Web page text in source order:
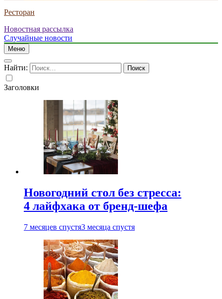
Ресторан
Новостная рассылка
Случайные новости
Меню
Найти:
Заголовки
Новогодний стол без стресса:
4 лайфхака от бренд-шефа
7 месяцев спустя3 месяца спустя